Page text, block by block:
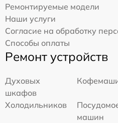
Ремонтируемые модели
Наши услуги
Согласие на обработку
Способы оплаты
Ремонт устройств
Духовых
шкафов
Холодильников
машин